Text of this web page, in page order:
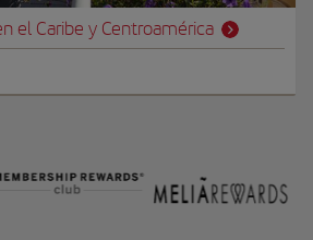
el Caribe y Centroamérica